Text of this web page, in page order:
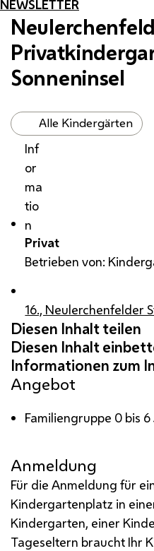
NEWSLETTER
Sonneninsel
Alle Kindergärten
Inf
or
ma
tio
n
Privat
Betrieben von:
16., Neulerchenfelder
Angebot
Familiengruppe 0 bis 6
Anmeldung
Für die Anmeldung für
Kindergartenplatz in
Kindergarten, einer
Tageseltern braucht Ihr